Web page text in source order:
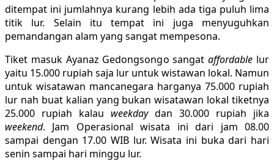
ditempat ini jumlahnya kurang lebih ada tiga puluh lima
titik lur. Selain itu tempat ini juga menyuguhkan
pemandangan alam yang sangat mempesona.
Tiket masuk Ayanaz Gedongsongo sangataffordable lur
yaitu 15.000 rupiah saja lur untuk wistawan lokal. Namun
untuk wisatawan mancanegara harganya 75.000 rupiah
lur nah buat kalian yang bukan wisatawan lokal tiketnya
25.000 rupiah kalau weekdaydan 30.000 rupiah jika
weekend. Jam Operasional wisata ini dari jam 08.00
sampai dengan 17.00 WIB lur. Wisata ini buka dari hari
senin sampai hari minggu lur.